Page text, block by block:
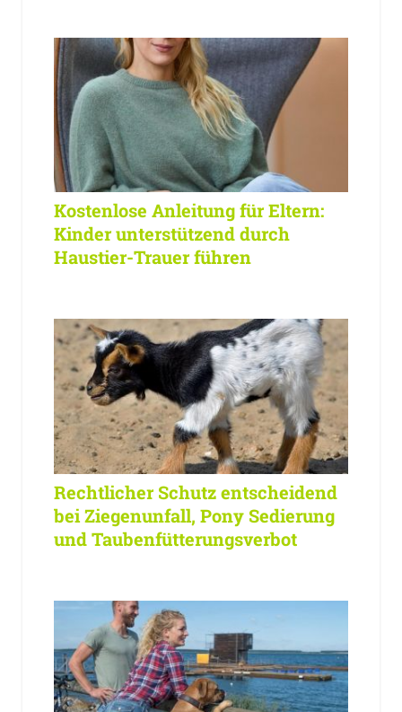
Kostenlose Anleitung für Eltern:
Kinder unterstützend durch
Haustier-Trauer führen
Rechtlicher Schutz entscheidend
bei Ziegenunfall, Pony Sedierung
und Taubenfütterungsverbot